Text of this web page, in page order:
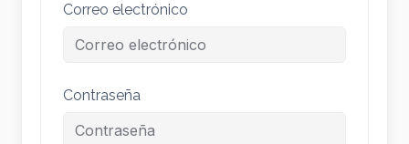
Correo electrónico
Contraseña